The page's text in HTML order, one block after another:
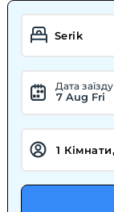
Дата заїзду
7 Aug Fri